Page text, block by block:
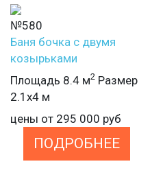
№580
Баня бочка с двумя
козырьками
Площадь 8.4 м2 Размер
2.1х4 м
цены от 295 000 руб
ПОДРОБНЕЕ